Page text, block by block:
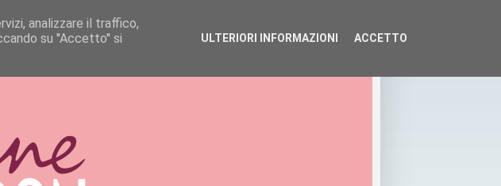
analizzare il traffico,
su ''Accetto'' si
ULTERIORI INFORMAZIONI ACCETTO